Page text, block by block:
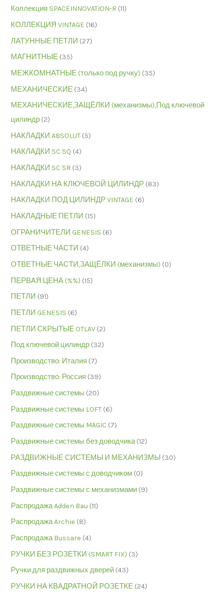
Коллекция SPACEINNOVATION-R (11)
КОЛЛЕКЦИЯ VINTAGE (16)
ЛАТУННЫЕ ПЕТЛИ (27)
МАГНИТНЫЕ (35)
МЕЖКОМНАТНЫЕ (только под ручку) (35)
МЕХАНИЧЕСКИЕ (34)
МЕХАНИЧЕСКИЕ,ЗАЩЁЛКИ (механизмы),Под ключевой
цилиндр (2)
НАКЛАДКИ ABSOLUT (5)
НАКЛАДКИ SC SQ (4)
НАКЛАДКИ SC SR (3)
НАКЛАДКИ НА КЛЮЧЕВОЙ ЦИЛИНДР (83)
НАКЛАДКИ ПОД ЦИЛИНДР VINTAGE (6)
НАКЛАДНЫЕ ПЕТЛИ (15)
ОГРАНИЧИТЕЛИ GENESIS (6)
ОТВЕТНЫЕ ЧАСТИ (4)
ОТВЕТНЫЕ ЧАСТИ,ЗАЩЁЛКИ (механизмы) (0)
ПЕРВАЯ ЦЕНА (%%) (15)
ПЕТЛИ (91)
ПЕТЛИ GENESIS (6)
ПЕТЛИ СКРЫТЫЕ OTLAV (2)
Под ключевой цилиндр (32)
Производство: Италия (7)
Производство: Россия (39)
Раздвижные системы (20)
Раздвижные системы LOFT (6)
Раздвижные системы MAGIC (7)
Раздвижные системы без доводчика (12)
РАЗДВИЖНЫЕ СИСТЕМЫ И МЕХАНИЗМЫ (30)
Раздвижные системы с доводчиком (0)
Раздвижные системы с механизмами (9)
Распродажа Adden Bau (11)
Распродажа Archie (8)
Распродажа Bussare (4)
РУЧКИ БЕЗ РОЗЕТКИ (SMART FIX) (3)
Ручки для раздвижных дверей (43)
РУЧКИ НА КВАДРАТНОЙ РОЗЕТКЕ (24)